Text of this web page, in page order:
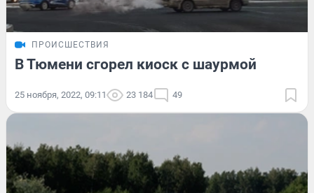
ПРОИСШЕСТВИЯ
В Тюмени сгорел киоск с шаурмой
25 ноября, 2022, 09:11 23 184 49